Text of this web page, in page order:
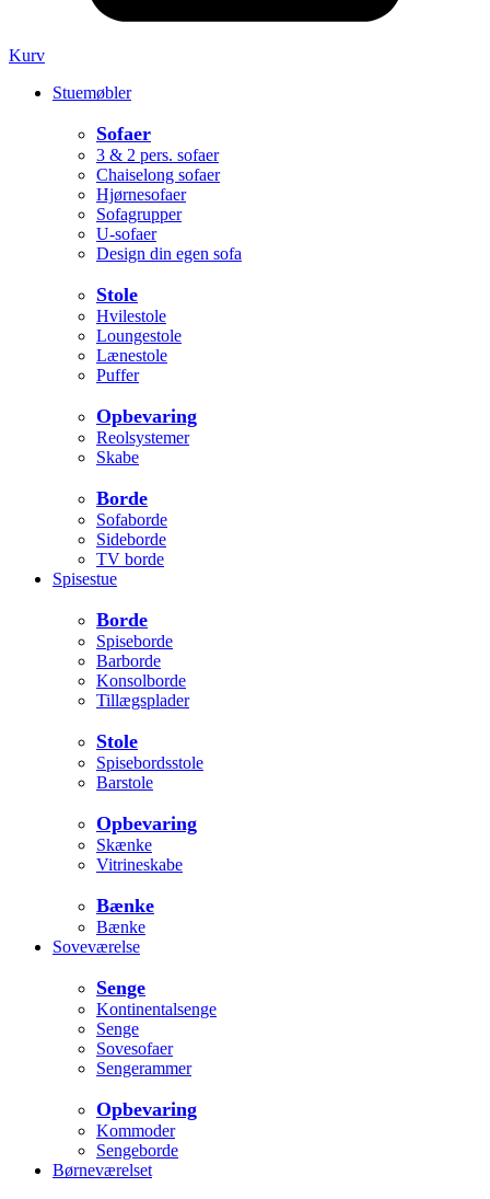
Kurv
Stuemøbler
Sofaer
3 & 2 pers. sofaer
Chaiselong sofaer
Hjørnesofaer
Sofagrupper
U-sofaer
Design din egen sofa
Stole
Hvilestole
Loungestole
Lænestole
Puffer
Opbevaring
Reolsystemer
Skabe
Borde
Sofaborde
Sideborde
TV borde
Spisestue
Borde
Spiseborde
Barborde
Konsolborde
Tillægsplader
Stole
Spisebordsstole
Barstole
Opbevaring
Skænke
Vitrineskabe
Bænke
Bænke
Soveværelse
Senge
Kontinentalsenge
Senge
Sovesofaer
Sengerammer
Opbevaring
Kommoder
Sengeborde
Børneværelset